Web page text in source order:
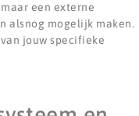
een externe
alsnog mogelijk maken.
jouw specifieke